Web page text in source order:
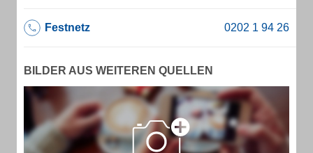
Festnetz
BILDER AUS WEITEREN QUELLEN